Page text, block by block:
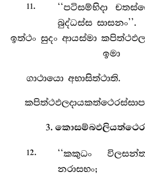
11.
‘‘පටිසම්භිදා
බුද්ධස්ස සාසනං’’.
ඉත්ථං සුදං ආයස්මා
ඉමා
ගාථායො අභාසිත්ථාති.
3.
12.
‘‘කකුධං
නරාසභං;